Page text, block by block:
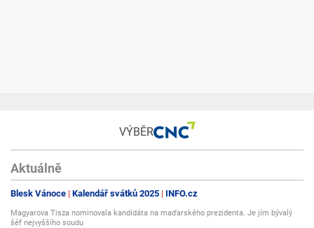
VÝBĚR
Aktuálně
Blesk Vánoce Kalendář svátků 2025 INFO.cz
Magyarova Tisza nominovala kandidáta na maďarského prezidenta. Je jím bývalý
šéf nejvyššího soudu